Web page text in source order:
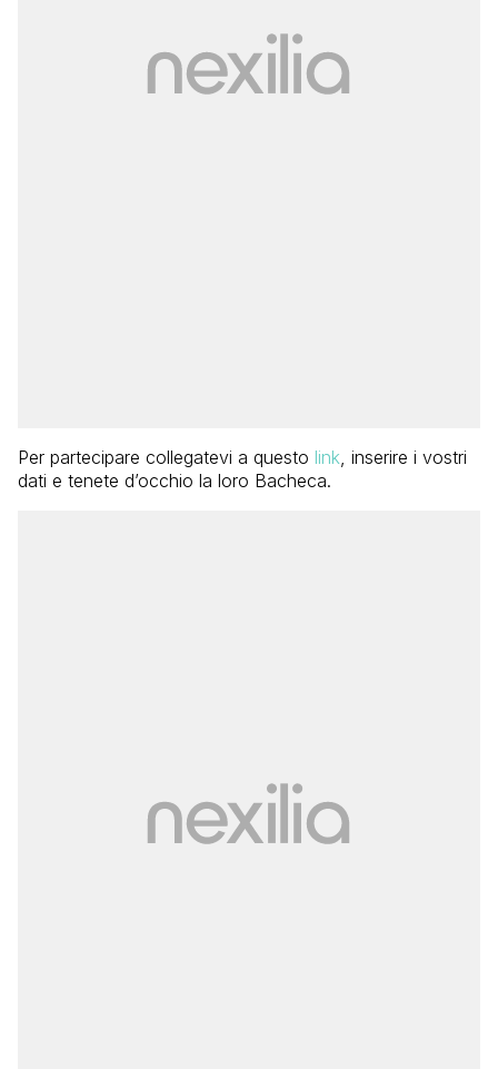
Per partecipare collegatevi a questo link , inserire i vostri
dati e tenete d’occhio la loro Bacheca.